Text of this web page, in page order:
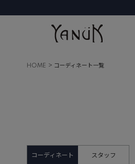
HOME コーディネート一覧
コーディネート スタッフ